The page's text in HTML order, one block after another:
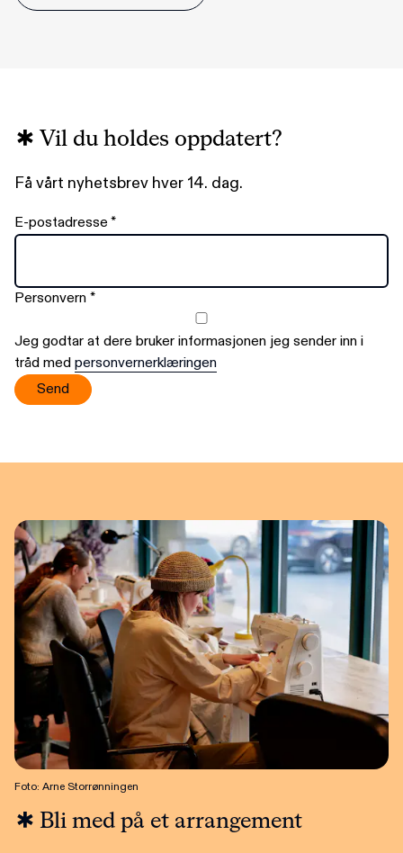
Vil du holdes oppdatert?
Få vårt nyhetsbrev hver 14. dag.
E-postadresse*
Personvern*
Jeg godtar at dere bruker informasjonen jeg sender inn i
tråd medpersonvernerklæringen
Send
Foto: Arne Storrønningen
Bli med på et arrangement